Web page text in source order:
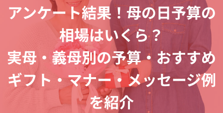
アンケート結果！母の日予算の
相場はいくら？
実母・義母別の予算・おすすめ
ギフト・マナー・メッセージ例
を紹介